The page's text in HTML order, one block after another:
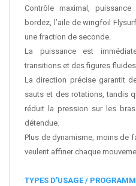
Contrôle maximal,
bordez, l’aile de wingfoil
une fraction de seconde.
La puissance est
transitions et des figures
La direction précise garantit
sauts et des rotations, tandis
réduit la pression sur les
détendue.
Plus de dynamisme, moins de
veulent affiner chaque
TYPES D’USAGE /